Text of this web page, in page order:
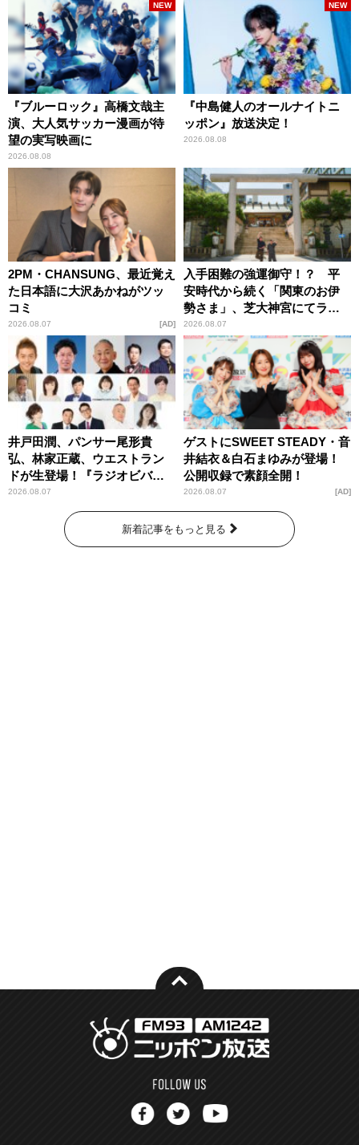
『ブルーロック』高橋文哉主
演、大人気サッカー漫画が待
望の実写映画に
2026.08.08
NEW
『中島健人のオールナイトニ
ッポン』放送決定！
2026.08.08
NEW
2PM・CHANSUNG、最近覚え
た日本語に大沢あかねがツッ
コミ
2026.08.07 AD
入手困難の強運御守！？ 平
安時代から続く「関東のお伊
勢さま」、芝大神宮にてラン
パンプスが合格祈願！
2026.08.07
井戸田潤、パンサー尾形貴
弘、林家正蔵、ウエストラン
ドが生登場！『ラジオビバリ
ー昼ズ』
2026.08.07
ゲストにSWEET STEADY・音
井結衣＆白石まゆみが登場！
公開収録で素顔全開！
2026.08.07 AD
新着記事をもっと見る